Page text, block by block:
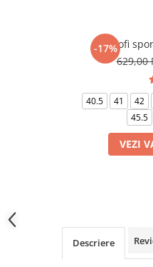
-17%
Pantofi
629,00
40.5 41 42
45.5
VEZI
Descriere